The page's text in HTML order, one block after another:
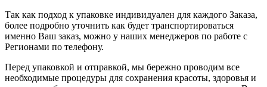
Так как подход к упаковке индивидуален для каждого Заказа,
более подробно уточнить как будет транспортироваться
именно Ваш заказ, можно у наших менеджеров по работе с
Регионами по телефону.
Перед упаковкой и отправкой, мы бережно проводим все
необходимые процедуры для сохранения красоты, здоровья и